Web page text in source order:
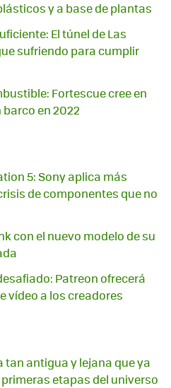
y a base de plantas
El túnel de Las
sufriendo para cumplir
Fortescue cree en
en 2022
5: Sony aplica más
de componentes que no
con el nuevo modelo de su
Patreon ofrecerá
vídeo a los creadores
antigua y lejana que ya
etapas del universo